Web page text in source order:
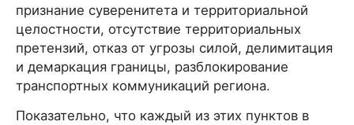
признание суверенитета и территориальной
целостности, отсутствие территориальных
претензий, отказ от угрозы силой, делимитация
и демаркация границы, разблокирование
транспортных коммуникаций региона.
Показательно, что каждый из этих пунктов в